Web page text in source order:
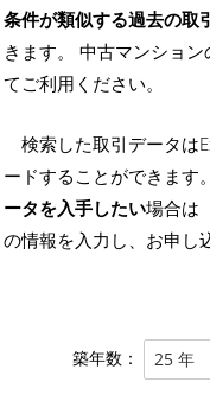
条件が類似する過去の取
きます。 中古マンショ
てご利用ください。
検索した取引データは
ードすることができます
ータを入手したい場合は
の情報を入力し、お申し
築年数： 25 年